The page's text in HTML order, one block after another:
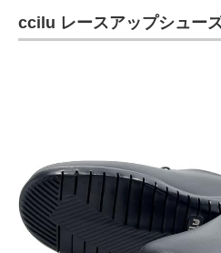
ccilu レースアップシュー